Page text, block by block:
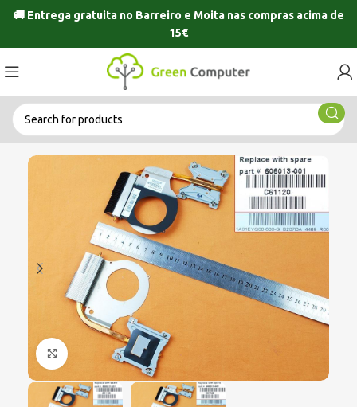
🚚 Entrega gratuita no Barreiro e Moitanas compras acima de
15€
Click to enlarge